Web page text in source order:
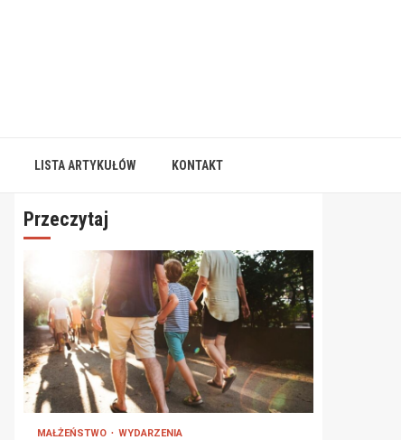
LISTA ARTYKUŁÓW KONTAKT
Przeczytaj
MAŁŻEŃSTWO WYDARZENIA